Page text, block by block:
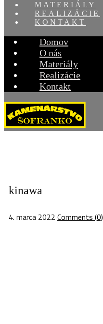
MATERIÁLY
REALIZÁCIE
KONTAKT
Domov
O nás
Materiály
Realizácie
Kontakt
kinawa
4. marca 2022 Comments (0)